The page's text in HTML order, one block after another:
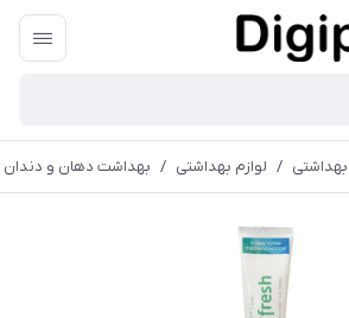
/ لوازم بهداشتی / بهداشت دهان و دندان